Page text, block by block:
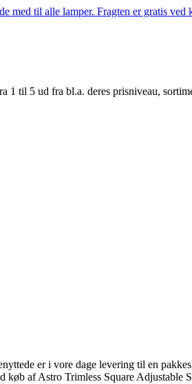
med til alle lamper. Fragten er gratis
1 til 5 ud fra bl.a. deres prisniveau,
er i vore dage levering til en
køb af Astro Trimless Square Adjustable